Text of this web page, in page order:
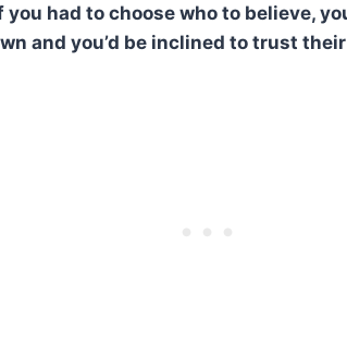
you had to choose who to believe,
and you’d be inclined to trust